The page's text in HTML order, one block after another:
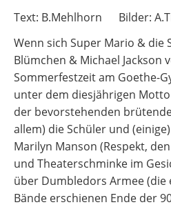
Text: B.Mehlhorn Bilder:
Wenn sich Super Mario & die
Blümchen & Michael Jackson
Sommerfestzeit am Goethe-
unter dem diesjährigen Motto
der bevorstehenden
allem) die Schüler und
Marilyn Manson (Respekt,
und Theaterschminke im
über Dumbledors Armee
Bände erschienen Ende der